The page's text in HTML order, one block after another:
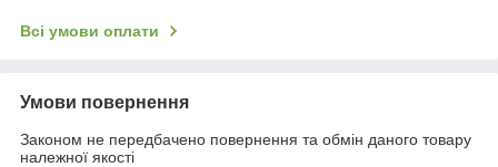
Всі умови оплати
Умови повернення
Законом не передбачено повернення та обмін даного товару
належної якості